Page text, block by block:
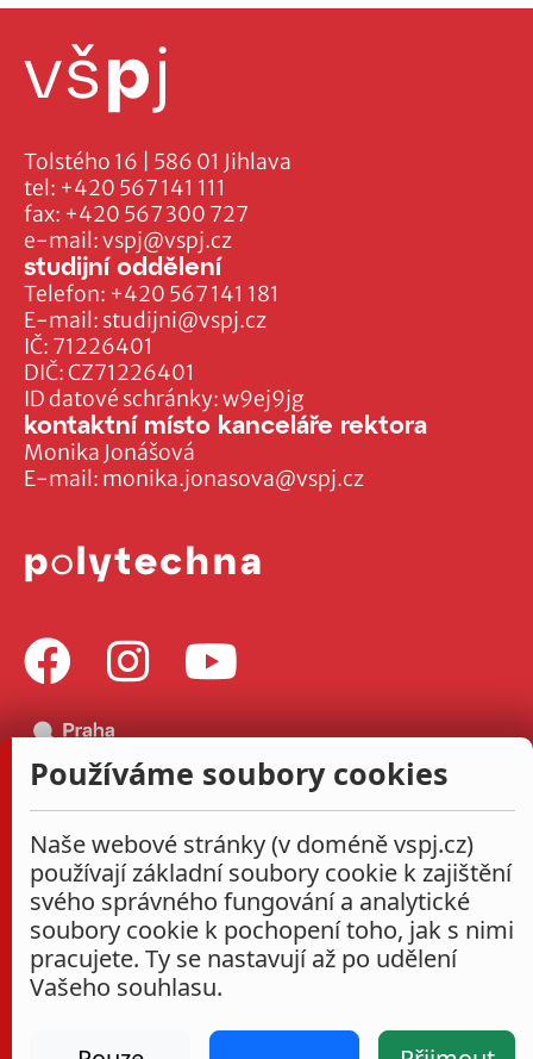
Tolstého 16 | 586 01 Jihlava
tel: +420 567 141 111
fax: +420 567 300 727
e-mail:vspj@vspj.cz
IČ: 71226401
DIČ: CZ71226401
ID datové schránky: w9ej9jg
studijní oddělení
Telefon: +420 567 141 181
E-mail: studijni@vspj.cz
kontaktní místo kanceláře rektora
Monika Jonášová
E-mail: monika.jonasova@vspj.cz
Používáme soubory cookies
Naše webové stránky (v doméně vspj.cz)
používají základní soubory cookie k zajištění
svého správného fungování a analytické
soubory cookie k pochopení toho, jak s nimi
pracujete. Ty se nastavují až po udělení
Vašeho souhlasu.